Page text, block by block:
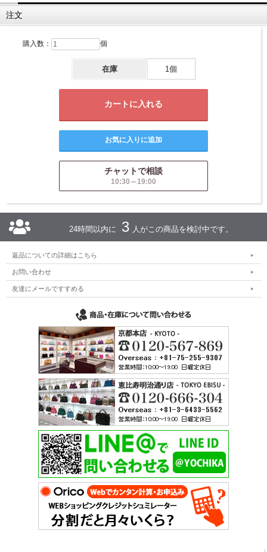
注文
購入数： 個
在庫 1個
チャットで相談
10:30～19:00
24時間以内に 3 人がこの商品を検討中です。
返品についての詳細はこちら
お問い合わせ
友達にメールですすめる